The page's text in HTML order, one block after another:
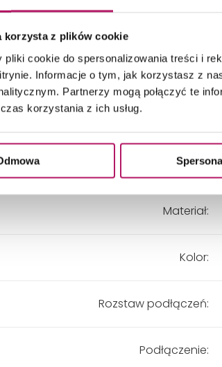
korzysta z plików cookie
pliki cookie do spersonalizowania treści i
Informacje o tym, jak korzystasz z
Partnerzy mogą połączyć te
korzystania z ich usług.
Głębokość:
Układ:
Materiał:
Kolor:
Rozstaw podłączeń:
Podłączenie: